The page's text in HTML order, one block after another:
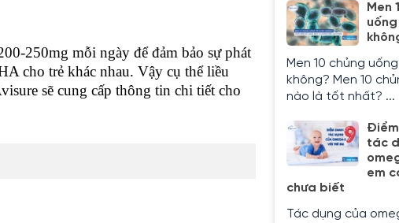
250mg mỗi ngày để đảm bảo sự phát
cho trẻ khác nhau. Vậy cụ thể liều
sẽ cung cấp thông tin chi tiết cho
Men
Men 10 chủng
không? Men 10
nào là tốt nhất? ...
tác
em
chưa biết
Tác dụng của